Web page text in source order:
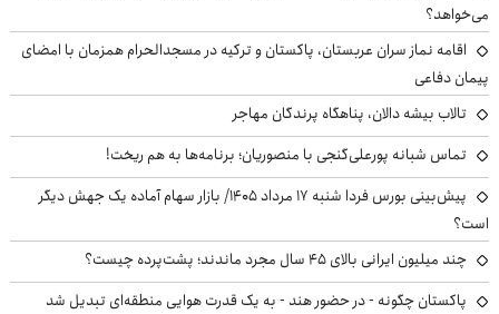
می‌خواهد؟
اقامه نماز سران عربستان، پاکستان و ترکیه در مسجدالحرام همزمان با امضای
پیمان دفاعی
تالاب بیشه دالان، پناهگاه پرندگان مهاجر
تماس شبانه پورعلی‌گنجی با منصوریان؛ برنامه‌ها به هم ریخت!
پیش‌بینی بورس فردا شنبه ۱۷ مرداد ۱۴۰۵/ بازار سهام آماده یک جهش دیگر
است؟
چند میلیون ایرانی بالای ۴۵ سال مجرد ماندند؛ پشت‌پرده چیست؟
پاکستان چگونه - در حضور هند - به یک قدرت هوایی منطقه‌ای تبدیل شد